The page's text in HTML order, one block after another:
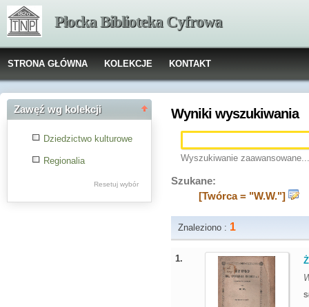
Płocka Biblioteka Cyfrowa
STRONA GŁÓWNA KOLEKCJE KONTAKT
Zawęź wg kolekcji
Dziedzictwo kulturowe
Regionalia
Resetuj wybór
Wyniki wyszukiwania
Wyszukiwanie zaawansowane...
Szukane:
[Twórca = "W.W."]
Znaleziono : 1
1.